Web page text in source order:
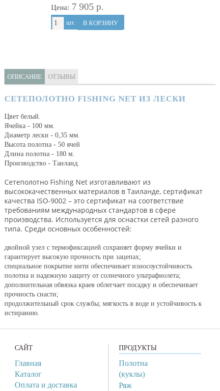
Цена: 7 905 р.
шт. В КОРЗИНУ
ОПИСАНИЕ ОТЗЫВЫ
СЕТЕПОЛОТНО FISHING NET ИЗ ЛЕСКИ
Цвет белый.
Ячейка - 100 мм.
Диаметр лески - 0,35 мм.
Высота полотна - 50 ячей
Длина полотна - 180 м.
Производство - Таиланд.
Сетеполотно Fishing Net изготавливают из
высококачественных материалов в Таиланде, cертификат
качества ISO-9002 – это сертификат на соответствие
требованиям международных стандартов в сфере
производства. Используется для оснастки сетей разного
типа. Среди основных особенностей:
двойной узел с термофиксацией сохраняет форму ячейки и
гарантирует высокую прочность при зацепах;
специальное покрытие нити обеспечивает износоустойчивость
полотна и надежную защиту от солнечного ультрафиолета;
дополнительная обвязка краев облегчает посадку и обеспечивает
прочность снасти;
продолжительный срок службы; мягкость в воде и устойчивость к
истиранию.
САЙТ
Главная
Каталог
Оплата и доставка
ПРОДУКТЫ
Полотна
(куклы)
Ряж